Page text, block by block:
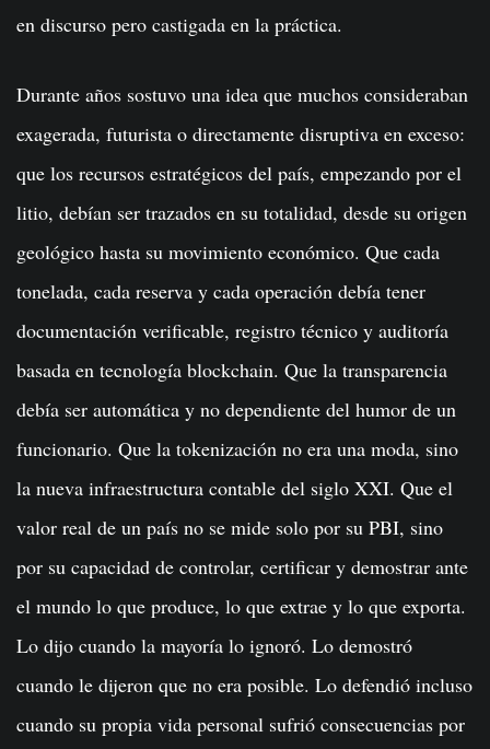
en discurso pero castigada en la práctica.
Durante años sostuvo una idea que muchos consideraban
exagerada, futurista o directamente disruptiva en exceso:
que los recursos estratégicos del país, empezando por el
litio, debían ser trazados en su totalidad, desde su origen
geológico hasta su movimiento económico. Que cada
tonelada, cada reserva y cada operación debía tener
documentación verificable, registro técnico y auditoría
basada en tecnología blockchain. Que la transparencia
debía ser automática y no dependiente del humor de un
funcionario. Que la tokenización no era una moda, sino
la nueva infraestructura contable del siglo XXI. Que el
valor real de un país no se mide solo por su PBI, sino
por su capacidad de controlar, certificar y demostrar ante
el mundo lo que produce, lo que extrae y lo que exporta.
Lo dijo cuando la mayoría lo ignoró. Lo demostró
cuando le dijeron que no era posible. Lo defendió incluso
cuando su propia vida personal sufrió consecuencias por